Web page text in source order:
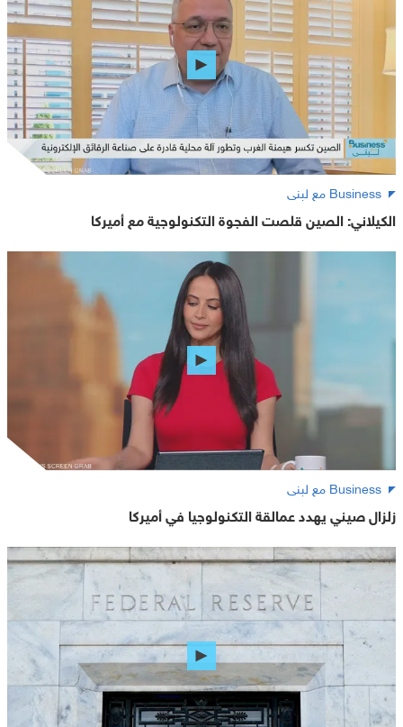
Business مع لبنى
الكيلاني: الصين قلصت الفجوة التكنولوجية مع أميركا
Business مع لبنى
زلزال صيني يهدد عمالقة التكنولوجيا في أميركا